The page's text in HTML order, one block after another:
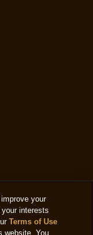
your
interests
Terms of Use
website. You